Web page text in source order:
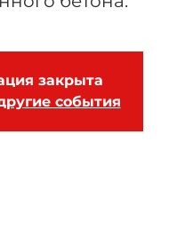
закрыта
события